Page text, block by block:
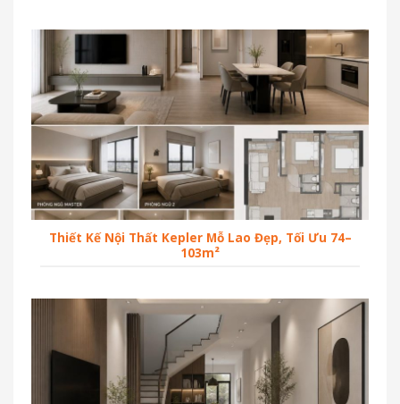
Thiết Kế Nội Thất Kepler Mỗ Lao Đẹp, Tối Ưu 74–
103m²